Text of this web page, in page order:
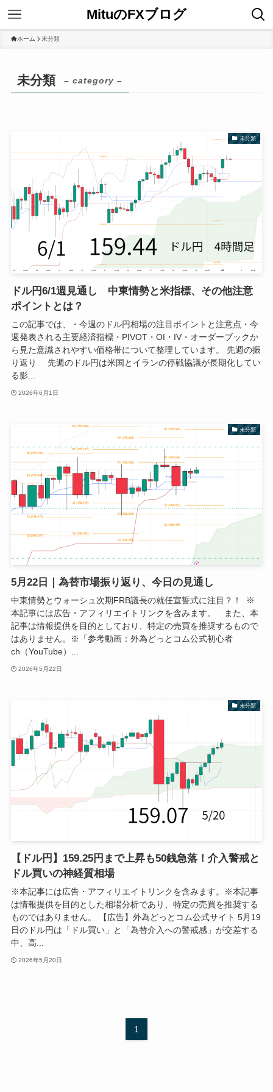
MituのFXブログ
ホーム 未分類
未分類 – category –
未分類
ドル円6/1週見通し 中東情勢と米指標、その他注意
ポイントとは？
この記事では、・今週のドル円相場の注目ポイントと注意点・今
週発表される主要経済指標・PIVOT・OI・IV・オーダーブックか
ら見た意識されやすい価格帯について整理しています。 先週の振
り返り 先週のドル円は米国とイランの停戦協議が長期化してい
る影...
2026年6月1日
未分類
5月22日｜為替市場振り返り、今日の見通し
中東情勢とウォーシュ次期FRB議長の就任宣誓式に注目？！ ※
本記事には広告・アフィリエイトリンクを含みます。 また、本
記事は情報提供を目的としており、特定の売買を推奨するもので
はありません。※「参考動画：外為どっとコム公式初心者
ch（YouTube）...
2026年5月22日
未分類
【ドル円】159.25円まで上昇も50銭急落！介入警戒と
ドル買いの神経質相場
※本記事には広告・アフィリエイトリンクを含みます。※本記事
は情報提供を目的とした相場分析であり、特定の売買を推奨する
ものではありません。 【広告】外為どっとコム公式サイト 5月19
日のドル円は「ドル買い」と「為替介入への警戒感」が交差する
中、高...
2026年5月20日
1